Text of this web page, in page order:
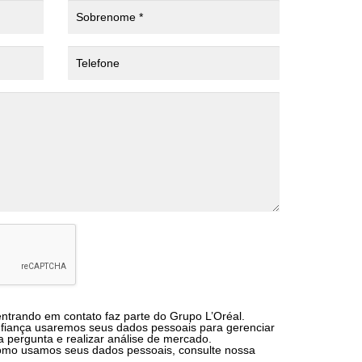
em contato faz parte do Grupo L’Oréal.
usaremos seus dados pessoais para gerenciar
pergunta e realizar análise de mercado.
usamos seus dados pessoais, consulte nossa